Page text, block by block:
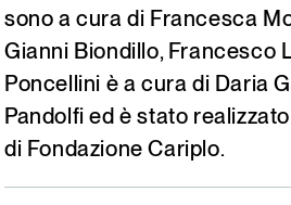
sono a cura di Francesca
Gianni Biondillo, Francesco
Poncellini è a cura di Daria
Pandolfi ed è stato
di Fondazione Cariplo.